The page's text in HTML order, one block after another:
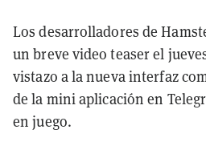
Los desarrolladores de
un breve video teaser el
vistazo a la nueva interfaz
de la mini aplicación en
en juego.